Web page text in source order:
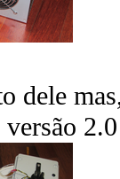
dele
versão